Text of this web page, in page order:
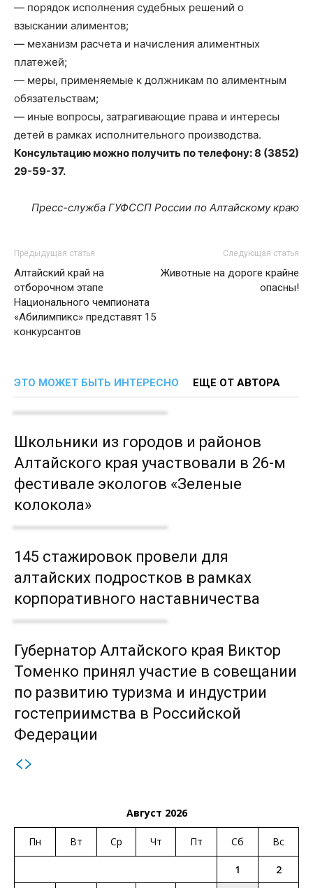
— порядок исполнения судебных решений о
взыскании алиментов;
— механизм расчета и начисления алиментных
платежей;
— меры, применяемые к должникам по алиментным
обязательствам;
— иные вопросы, затрагивающие права и интересы
детей в рамках исполнительного производства.
Консультацию можно получить по телефону: 8 (3852)
29-59-37.
Пресс-служба ГУФССП России по Алтайскому краю
Предыдущая статья
Алтайский край на
отборочном этапе
Национального чемпионата
«Абилимпикс» представят 15
конкурсантов
Следующая статья
Животные на дороге крайне
опасны!
ЭТО МОЖЕТ БЫТЬ ИНТЕРЕСНО ЕЩЕ ОТ АВТОРА
Школьники из городов и районов
Алтайского края участвовали в 26-м
фестивале экологов «Зеленые
колокола»
145 стажировок провели для
алтайских подростков в рамках
корпоративного наставничества
Губернатор Алтайского края Виктор
Томенко принял участие в совещании
по развитию туризма и индустрии
гостеприимства в Российской
Федерации
Август 2026
Пн Вт Ср Чт Пт Сб Вс
1
2